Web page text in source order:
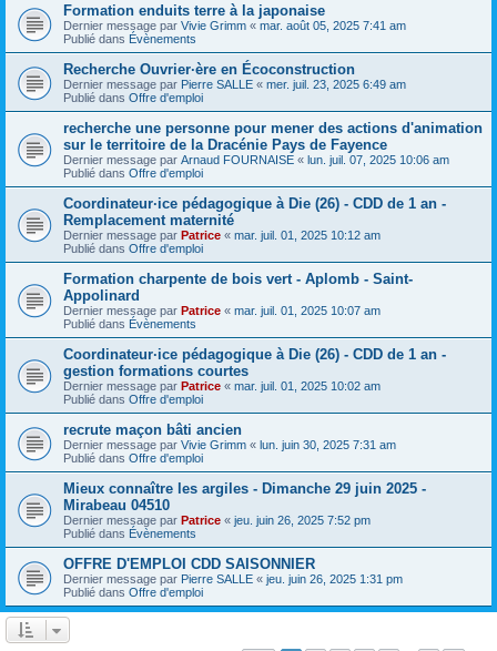
Formation enduits terre à la japonaise
Dernier message par Vivie Grimm « mar. août 05, 2025 7:41 am
Publié dans Évènements
Recherche Ouvrier·ère en Écoconstruction
Dernier message par Pierre SALLE « mer. juil. 23, 2025 6:49 am
Publié dans Offre d'emploi
recherche une personne pour mener des actions d'animation
sur le territoire de la Dracénie Pays de Fayence
Dernier message par Arnaud FOURNAISE « lun. juil. 07, 2025 10:06 am
Publié dans Offre d'emploi
Coordinateur·ice pédagogique à Die (26) - CDD de 1 an -
Remplacement maternité
Dernier message par Patrice « mar. juil. 01, 2025 10:12 am
Publié dans Offre d'emploi
Formation charpente de bois vert - Aplomb - Saint-
Appolinard
Dernier message par Patrice « mar. juil. 01, 2025 10:07 am
Publié dans Évènements
Coordinateur·ice pédagogique à Die (26) - CDD de 1 an -
gestion formations courtes
Dernier message par Patrice « mar. juil. 01, 2025 10:02 am
Publié dans Offre d'emploi
recrute maçon bâti ancien
Dernier message par Vivie Grimm « lun. juin 30, 2025 7:31 am
Publié dans Offre d'emploi
Mieux connaître les argiles - Dimanche 29 juin 2025 -
Mirabeau 04510
Dernier message par Patrice « jeu. juin 26, 2025 7:52 pm
Publié dans Évènements
OFFRE D'EMPLOI CDD SAISONNIER
Dernier message par Pierre SALLE « jeu. juin 26, 2025 1:31 pm
Publié dans Offre d'emploi